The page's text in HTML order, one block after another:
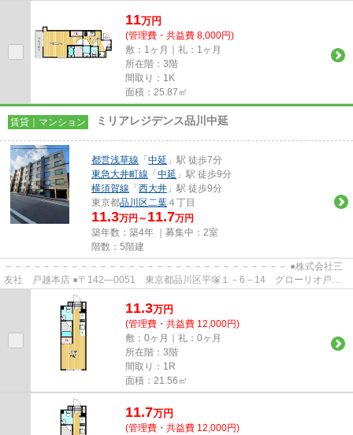
11万円
(管理費・共益費 8,000円)
敷：1ヶ月｜礼：1ヶ月
所在階：3階
間取り：1K
面積：25.87㎡
賃貸｜マンション ミリアレジデンス品川中延
都営浅草線 「 中延 」駅 徒歩7分
東急大井町線 「 中延 」駅 徒歩9分
横須賀線 「 西大井 」駅 徒歩9分
東京都品川区二葉 ４丁目
11.3万円～ 11.7万円
築年数：築4年 ｜募集中： 2室
階数：5階建
－－－－－－－－－－－－－－－－－－－－－－－－－－－－－－ ●株式会社三
友社 戸越本店 ●〒142―0051 東京都品川区平塚１－6－14 グローリオ戸越
銀座1階 ●TEL：03-3783-1218...
11.3万円
(管理費・共益費 12,000円)
敷：0ヶ月｜礼：0ヶ月
所在階：3階
間取り：1R
面積：21.56㎡
11.7万円
(管理費・共益費 12,000円)